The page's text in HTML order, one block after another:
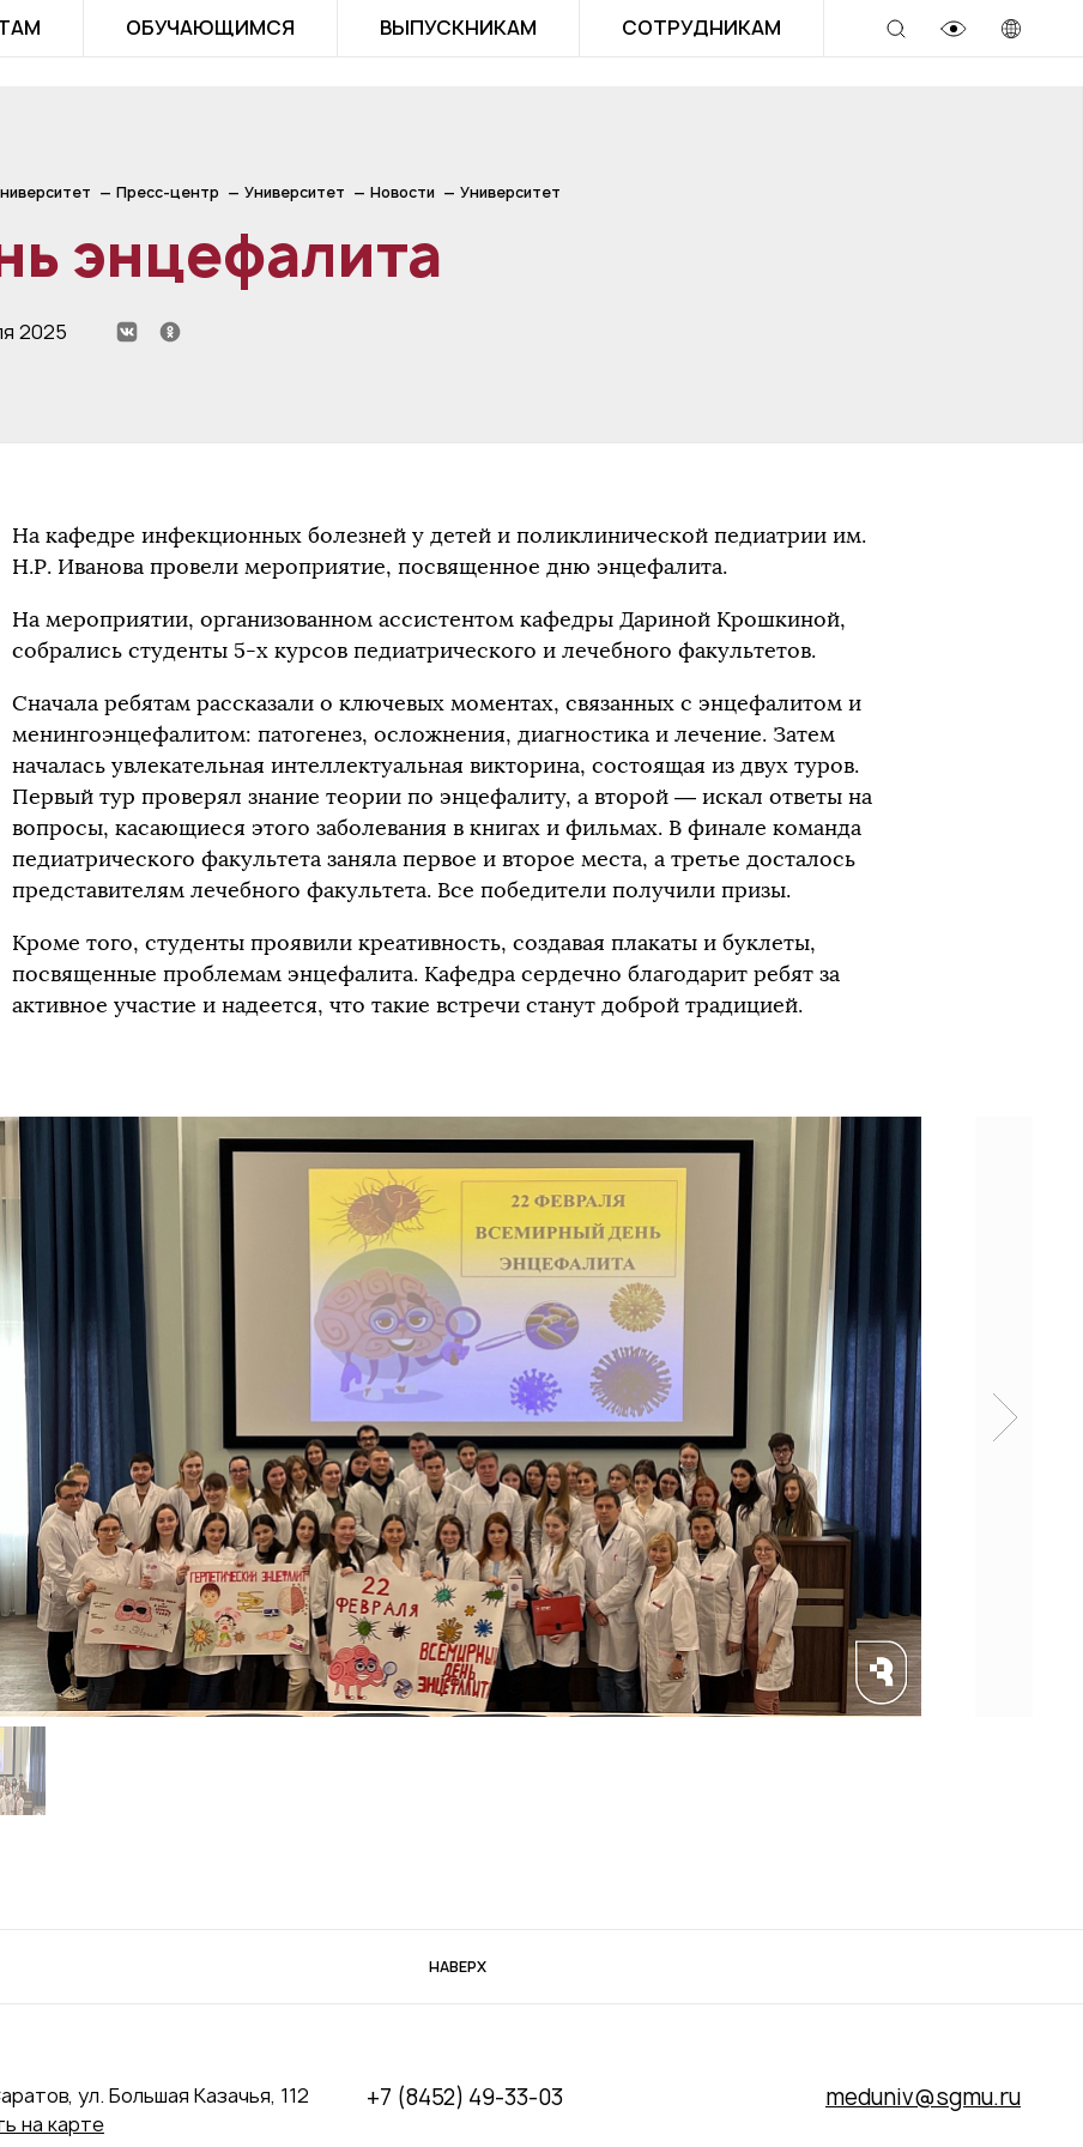
ОБУЧАЮЩИМСЯ ВЫПУСКНИКАМ СОТРУДНИКАМ
Пресс-центр Университет Новости Университет
энцефалита
2025
На кафедре инфекционных болезней у детей и поликлинической педиатрии им.
Н.Р. Иванова провели мероприятие, посвященное дню энцефалита.
На мероприятии, организованном ассистентом кафедры Дариной Крошкиной,
собрались студенты 5-х курсов педиатрического и лечебного факультетов.
Сначала ребятам рассказали о ключевых моментах, связанных с энцефалитом и
менингоэнцефалитом: патогенез, осложнения, диагностика и лечение. Затем
началась увлекательная интеллектуальная викторина, состоящая из двух туров.
Первый тур проверял знание теории по энцефалиту, а второй — искал ответы на
вопросы, касающиеся этого заболевания в книгах и фильмах. В финале команда
педиатрического факультета заняла первое и второе места, а третье досталось
представителям лечебного факультета. Все победители получили призы.
Кроме того, студенты проявили креативность, создавая плакаты и буклеты,
посвященные проблемам энцефалита. Кафедра сердечно благодарит ребят за
активное участие и надеется, что такие встречи станут доброй традицией.
НАВЕРХ
ул. Большая Казачья, 112
на карте
+7 (8452) 49-33-03 meduniv@sgmu.ru